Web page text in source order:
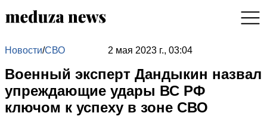
Новости/СВО 2 мая 2023 г., 03:04
Военный эксперт Дандыкин назвал
упреждающие удары ВС РФ
ключом к успеху в зоне СВО